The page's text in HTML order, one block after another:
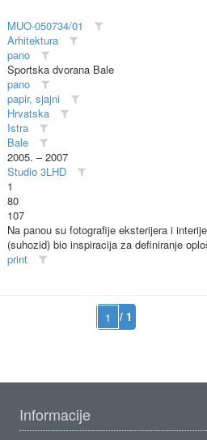
MUO-050734/01
Arhitektura
pano
Sportska dvorana Bale
pano
papir, sjajni
Hrvatska
Istra
Bale
2005. – 2007
Studio 3LHD
1
80
107
Na panou su fotografije eksterijera i
(suhozid) bio inspiracija za definiranje
print
/ 1
Informacije